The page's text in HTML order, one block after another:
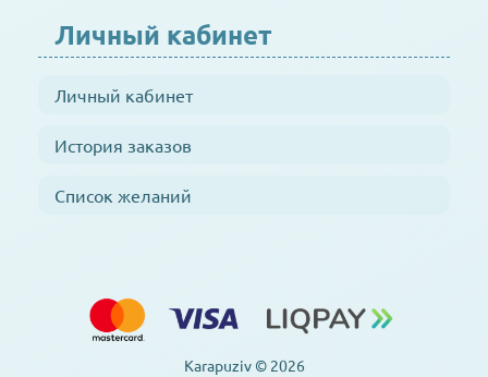
Личный кабинет
Личный кабинет
История заказов
Список желаний
Karapuziv © 2026